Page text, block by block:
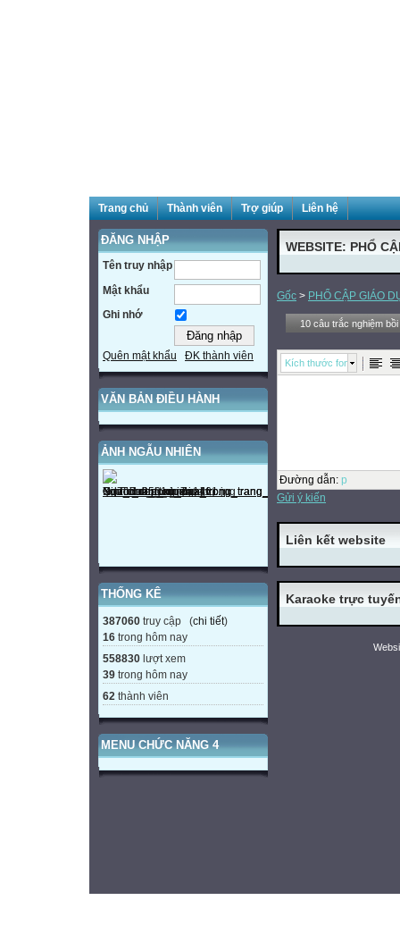
Trang chủ Thành viên Trợ giúp Liên hệ
ĐĂNG NHẬP
Tên truy nhập
Mật khẩu
Ghi nhớ
Quên mật khẩu ĐK thành viên
VĂN BẢN ĐIỀU HÀNH
ẢNH NGẪU NHIÊN
THỐNG KÊ
387060 truy cập (chi tiết)
16 trong hôm nay
558830 lượt xem
39 trong hôm nay
62 thành viên
MENU CHỨC NĂNG 4
WEBSITE: PHỔ
Gốc > PHỔ CẬP GIÁO
10 câu trắc nghiệm
Kích thước font
Đường dẫn: p
Gửi ý kiến
Liên kết website
Karaoke trực